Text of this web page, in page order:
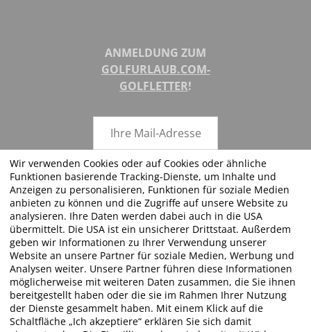
ANMELDUNG ZUM
GOLFURLAUB.COM-
GOLFLETTER!
ABSENDEN
FOLGEN SIE UNS!
Wir verwenden Cookies oder auf Cookies oder ähnliche
Funktionen basierende Tracking-Dienste, um Inhalte und
Anzeigen zu personalisieren, Funktionen für soziale Medien
anbieten zu können und die Zugriffe auf unsere Website zu
analysieren. Ihre Daten werden dabei auch in die USA
übermittelt. Die USA ist ein unsicherer Drittstaat. Außerdem
geben wir Informationen zu Ihrer Verwendung unserer
Website an unsere Partner für soziale Medien, Werbung und
Analysen weiter. Unsere Partner führen diese Informationen
möglicherweise mit weiteren Daten zusammen, die Sie ihnen
bereitgestellt haben oder die sie im Rahmen Ihrer Nutzung
der Dienste gesammelt haben. Mit einem Klick auf die
Schaltfläche „Ich akzeptiere“ erklären Sie sich damit